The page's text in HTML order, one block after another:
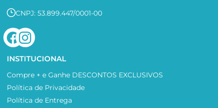
CNPJ: 53.899.447/0001-00
INSTITUCIONAL
Compre + e Ganhe DESCONTOS EXCLUSIVOS
Política de Privacidade
Política de Entrega